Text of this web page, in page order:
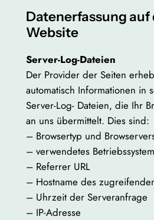
Datenerfassung auf
Website
Server-Log-Dateien
Der Provider der Seiten
automatisch Informationen in
Server-Log- Dateien, die Ihr
an uns übermittelt. Dies sind:
– Browsertyp und
– verwendetes Betriebssystem
– Referrer URL
– Hostname des
– Uhrzeit der Serveranfrage
– IP-Adresse